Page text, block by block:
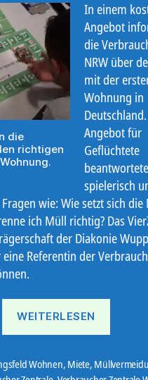
die
richtigen
In einem
Angebot
die
NRW über
mit der
Wohnung in
Angebot für
Geflüchtete
beantwortete
spielerisch
wie: Wie setzt sich die
ich Müll richtig? Das
der Diakonie
Referentin der
WEITERLESEN
eigenen
Wohnen, Miete,